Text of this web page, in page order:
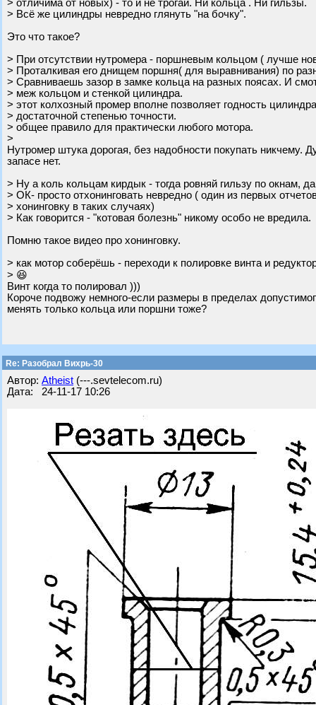
> отличима от новых) - то и не трогай. Ни кольца . Ни гильзы.
> Всё же цилиндры невредно глянуть "на бочку".
Это что такое?
> При отсутствии нутромера - поршневым кольцом ( лучше
> Проталкивая его днищем поршня( для выравнивания) по
> Сравниваешь зазор в замке кольца на разных поясах. И
> меж кольцом и стенкой цилиндра.
> этот колхозный промер вполне позволяет годность
> достаточной степенью точности.
> общее правило для практически любого мотора.
>
Нутромер штука дорогая, без надобности покупать
запасе нет.
> Ну а коль кольцам кирдык - тогда ровняй гильзу по окнам,
> ОК- просто отхонинговать невредно ( один из первых
> хонинговку в таких случаях)
> Как говорится - "котовая болезнь" никому особо не вредила.
Помню такое видео про хонинговку.
> как мотор соберёшь - переходи к полировке винта и
> 😆
Винт когда то полировал )))
Короче подвожу немного-если размеры в пределах
менять только кольца или поршни тоже?
Re: Разобрал Вихрь-30
Автор: Atheist (---.sevtelecom.ru)
Дата: 24-11-17 10:26